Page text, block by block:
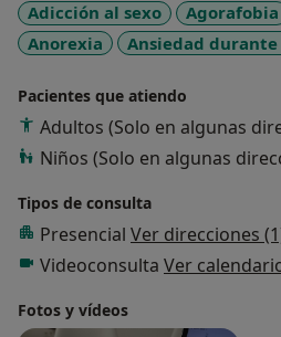
Adicción al sexo Agorafobia
Anorexia
Ansiedad
Pacientes que atiendo
Adultos (Solo en algunas
Niños (Solo en algunas
Tipos de consulta
Presencial Ver direcciones
Videoconsulta Ver
Fotos y vídeos